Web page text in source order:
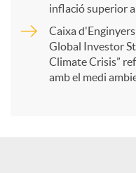
inflació superior
Caixa
Global Investor
Climate Crisis”
amb el medi